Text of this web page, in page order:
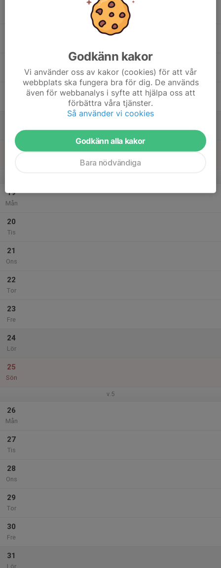
19
Mån
20
Tis
21
Ons
22
Tor
23
Fre
24
Lör
25
Sön
v.5
26
Mån
27
Tis
28
Ons
29
Tor
30
Fre
31
Lör
Godkänn kakor
Vi använder oss av kakor (cookies) för att vår
webbplats ska fungera bra för dig. De används
även för webbanalys i syfte att hjälpa oss att
förbättra våra tjänster.
Så använder vi cookies
Godkänn alla kakor
Bara nödvändiga